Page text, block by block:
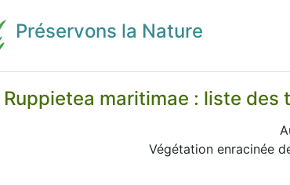
Préservons la Nature
Ruppietea maritimae : liste
Végétation enracinée